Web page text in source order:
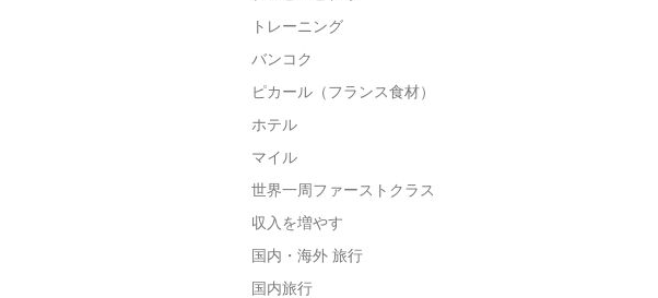
トレーニング
バンコク
ピカール（フランス食材）
ホテル
マイル
世界一周ファーストクラス
収入を増やす
国内・海外 旅行
国内旅行